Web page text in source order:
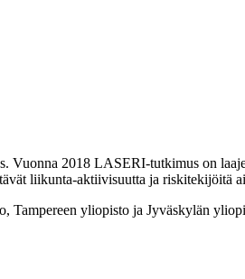
2018 LASERI-tutkimus on
liikunta-aktiivisuutta ja riskitekijöitä
Tampereen yliopisto ja Jyväskylän